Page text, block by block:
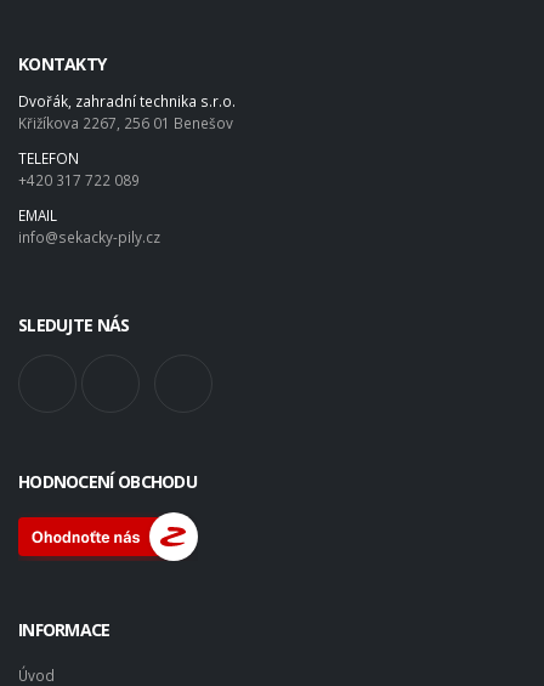
KONTAKTY
Dvořák, zahradní technika s.r.o.
Křižíkova 2267, 256 01 Benešov
TELEFON
+420 317 722 089
EMAIL
info@sekacky-pily.cz
SLEDUJTE NÁS
HODNOCENÍ OBCHODU
INFORMACE
Úvod